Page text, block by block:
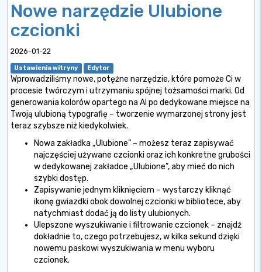
Nowe narzędzie Ulubione
czcionki
2026-01-22
Ustawienia witryny Edytor
Wprowadziliśmy nowe, potężne narzędzie, które pomoże Ci w
procesie twórczym i utrzymaniu spójnej tożsamości marki. Od
generowania kolorów opartego na AI po dedykowane miejsce na
Twoją ulubioną typografię – tworzenie wymarzonej strony jest
teraz szybsze niż kiedykolwiek.
Nowa zakładka „Ulubione” – możesz teraz zapisywać
najczęściej używane czcionki oraz ich konkretne grubości
w dedykowanej zakładce „Ulubione”, aby mieć do nich
szybki dostęp.
Zapisywanie jednym kliknięciem – wystarczy kliknąć
ikonę gwiazdki obok dowolnej czcionki w bibliotece, aby
natychmiast dodać ją do listy ulubionych.
Ulepszone wyszukiwanie i filtrowanie czcionek – znajdź
dokładnie to, czego potrzebujesz, w kilka sekund dzięki
nowemu paskowi wyszukiwania w menu wyboru
czcionek.